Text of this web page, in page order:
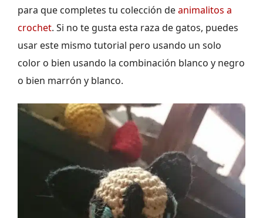
para que completes tu colección deanimalitos a
crochet. Si no te gusta esta raza de gatos, puedes
usar este mismo tutorial pero usando un solo
color o bien usando la combinación blanco y negro
o bien marrón y blanco.